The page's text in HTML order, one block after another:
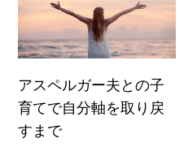
アスペルガー夫との子
育てで自分軸を取り戻
すまで